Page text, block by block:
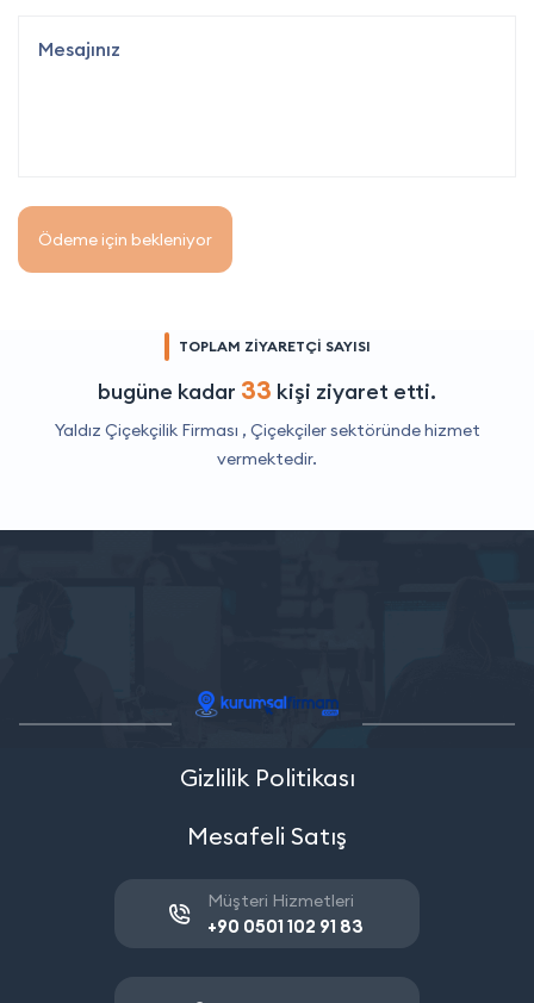
Ödeme için bekleniyor
TOPLAM ZİYARETÇİ SAYISI
bugüne kadar 33 kişi ziyaret etti.
Yaldız Çiçekçilik Firması , Çiçekçilersektöründe hizmet
vermektedir.
Gizlilik Politikası
Mesafeli Satış
Müşteri Hizmetleri
+90 0501 102 91 83